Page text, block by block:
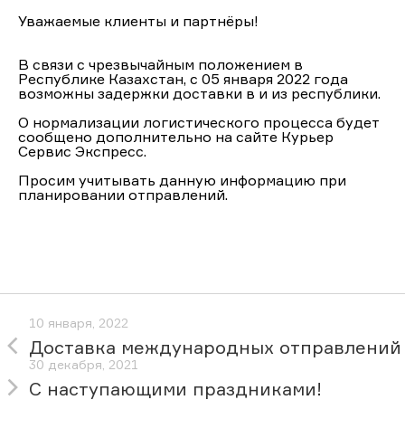
Уважаемые клиенты и партнёры!
В связи с чрезвычайным положением в
Республике Казахстан, с 05 января 2022 года
возможны задержки доставки в и из республики.
О нормализации логистического процесса будет
сообщено дополнительно на сайте Курьер
Сервис Экспресс.
Просим учитывать данную информацию при
планировании отправлений.
10 января, 2022
Доставка международных отправлений
30 декабря, 2021
С наступающими праздниками!